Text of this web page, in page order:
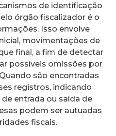
de identificação
órgão fiscalizador é o
Isso envolve
movimentações de
final, a fim de detectar
possíveis omissões por
são encontradas
registros, indicando
entrada ou saída de
podem ser autuadas
fiscais.